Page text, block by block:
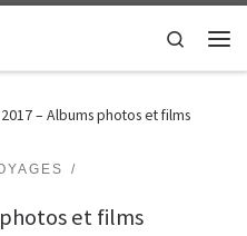
Search
– Albums photos et films
et films